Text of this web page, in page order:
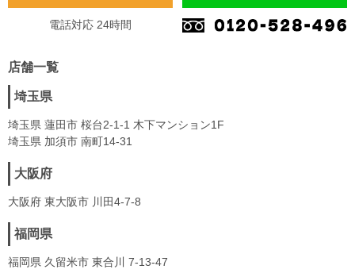
電話対応 24時間
店舗一覧
埼玉県
埼玉県 蓮田市 桜台2-1-1 木下マンション1F
埼玉県 加須市 南町14-31
大阪府
大阪府 東大阪市 川田4-7-8
福岡県
福岡県 久留米市 東合川 7-13-47